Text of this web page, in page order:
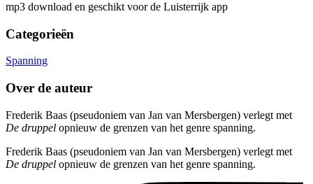
mp3 download en geschikt voor de Luisterrijk app
Categorieën
Spanning
Over de auteur
Frederik Baas (pseudoniem van Jan van Mersbergen) verlegt met
De druppel opnieuw de grenzen van het genre spanning.
Frederik Baas (pseudoniem van Jan van Mersbergen) verlegt met
De druppel opnieuw de grenzen van het genre spanning.